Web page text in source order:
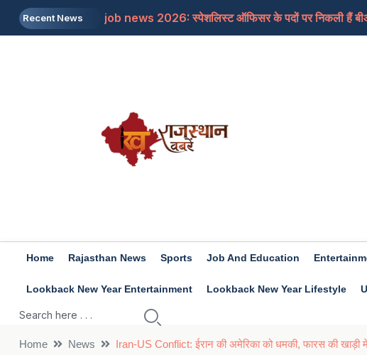
Recent News
job news 2026: स्पेशलिस्ट ऑफिसर के पदों पर निकली हैं
Rashifal 8 aug 2026: इन राशियों के जातकों के लिए दिन
Home Rajasthan News Sports Job And Education
Lookback New Year Entertainment Lookback New Year Lifestyle
Home News Iran-US Conflict: ईरान की अमेरिका को धमकी, फारस की खाड़ी में